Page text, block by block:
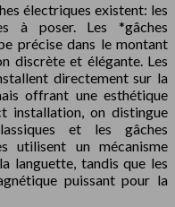
électriques existent: les
à poser. Les *gâches
précise dans le montant
discrète et élégante. Les
directement sur la
offrant une esthétique
installation, on distingue
et les gâches
utilisent un mécanisme
languette, tandis que les
puissant pour la